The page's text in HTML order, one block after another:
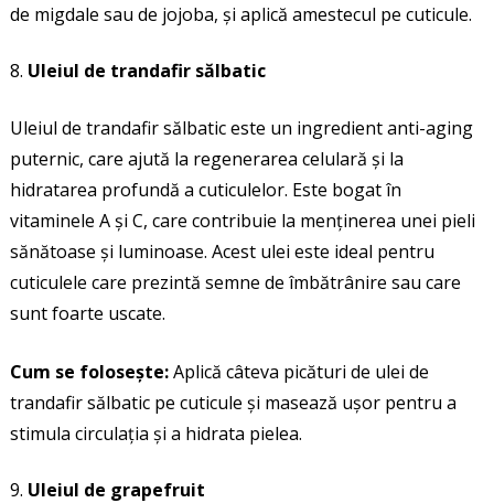
de migdale sau de jojoba, și aplică amestecul pe cuticule.
Uleiul de trandafir sălbatic
Uleiul de trandafir sălbatic este un ingredient anti-aging
puternic, care ajută la regenerarea celulară și la
hidratarea profundă a cuticulelor. Este bogat în
vitaminele A și C, care contribuie la menținerea unei pieli
sănătoase și luminoase. Acest ulei este ideal pentru
cuticulele care prezintă semne de îmbătrânire sau care
sunt foarte uscate.
Cum se folosește:Aplică câteva picături de ulei de
trandafir sălbatic pe cuticule și masează ușor pentru a
stimula circulația și a hidrata pielea.
Uleiul de grapefruit